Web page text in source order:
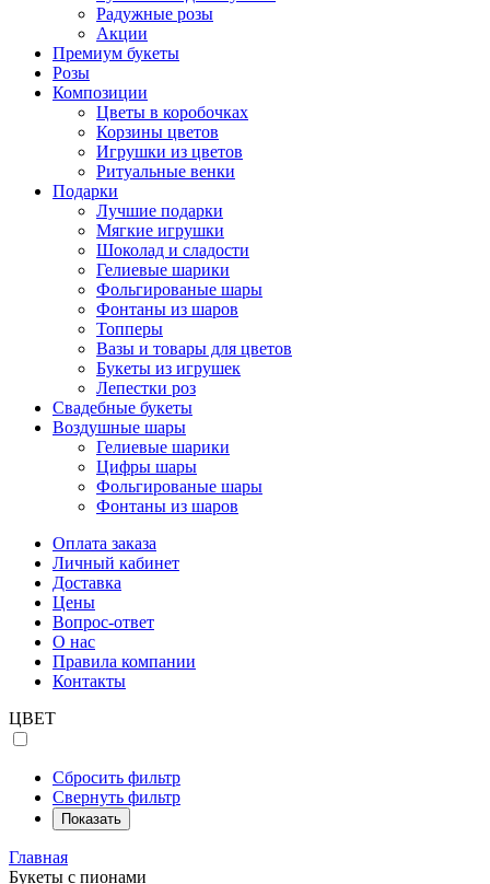
Радужные розы
Акции
Премиум букеты
Розы
Композиции
Цветы в коробочках
Корзины цветов
Игрушки из цветов
Ритуальные венки
Подарки
Лучшие подарки
Мягкие игрушки
Шоколад и сладости
Гелиевые шарики
Фольгированые шары
Фонтаны из шаров
Топперы
Вазы и товары для цветов
Букеты из игрушек
Лепестки роз
Свадебные букеты
Воздушные шары
Гелиевые шарики
Цифры шары
Фольгированые шары
Фонтаны из шаров
Оплата заказа
Личный кабинет
Доставка
Цены
Вопрос-ответ
О нас
Правила компании
Контакты
ЦВЕТ
Сбросить фильтр
Свернуть фильтр
Показать
Главная
Букеты с пионами